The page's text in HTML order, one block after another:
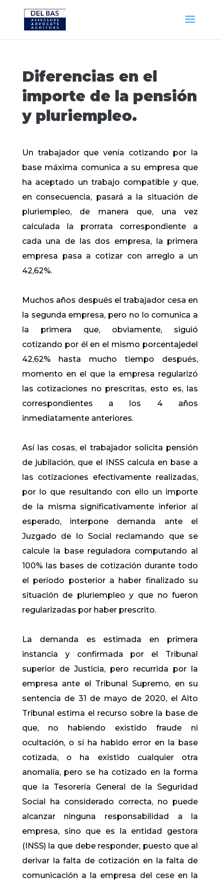
Diferencias en el
importe de la pensión
y pluriempleo.
Un trabajador que venía cotizando por la
base máxima comunica a su empresa que
ha aceptado un trabajo compatible y que,
en consecuencia, pasará a la situación de
pluriempleo, de manera que, una vez
calculada la prorrata correspondiente a
cada una de las dos empresa, la primera
empresa pasa a cotizar con arreglo a un
42,62%.
Muchos años después el trabajador cesa en
la segunda empresa, pero no lo comunica a
la primera que, obviamente, siguió
cotizando por él en el mismo porcentajedel
42,62% hasta mucho tiempo después,
momento en el que la empresa regularizó
las cotizaciones no prescritas, esto es, las
correspondientes a los 4 años
inmediatamente anteriores.
Así las cosas, el trabajador solicita pensión
de jubilación, que el INSS calcula en base a
las cotizaciones efectivamente realizadas,
por lo que resultando con ello un importe
de la misma significativamente inferior al
esperado, interpone demanda ante el
Juzgado de lo Social reclamando que se
calcule la base reguladora computando al
100% las bases de cotización durante todo
el período posterior a haber finalizado su
situación de pluriempleo y que no fueron
regularizadas por haber prescrito.
La demanda es estimada en primera
instancia y confirmada por el Tribunal
superior de Justicia, pero recurrida por la
empresa ante el Tribunal Supremo, en su
sentencia de 31 de mayo de 2020, el Alto
Tribunal estima el recurso sobre la base de
que, no habiendo existido fraude ni
ocultación, o si ha habido error en la base
cotizada, o ha existido cualquier otra
anomalía, pero se ha cotizado en la forma
que la Tesorería General de la Seguridad
Social ha considerado correcta, no puede
alcanzar ninguna responsabilidad a la
empresa, sino que es la entidad gestora
(INSS) la que debe responder, puesto que al
derivar la falta de cotización en la falta de
comunicación a la empresa del cese en la